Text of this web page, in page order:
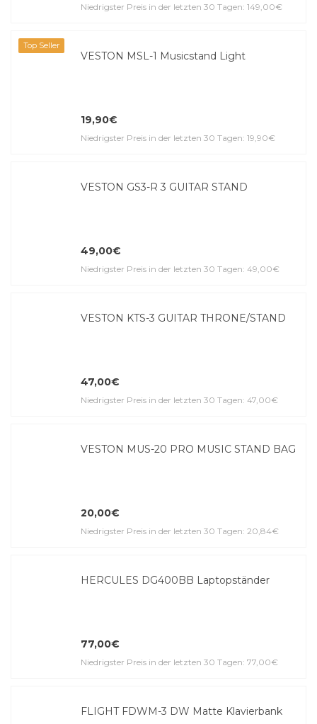
Niedrigster Preis in der letzten 30 Tagen: 149,00€
Top Seller
VESTON MSL-1 Musicstand Light
19,90€
Niedrigster Preis in der letzten 30 Tagen: 19,90€
VESTON GS3-R 3 GUITAR STAND
49,00€
Niedrigster Preis in der letzten 30 Tagen: 49,00€
VESTON KTS-3 GUITAR THRONE/STAND
47,00€
Niedrigster Preis in der letzten 30 Tagen: 47,00€
VESTON MUS-20 PRO MUSIC STAND BAG
20,00€
Niedrigster Preis in der letzten 30 Tagen: 20,84€
HERCULES DG400BB Laptopständer
77,00€
Niedrigster Preis in der letzten 30 Tagen: 77,00€
FLIGHT FDWM-3 DW Matte Klavierbank